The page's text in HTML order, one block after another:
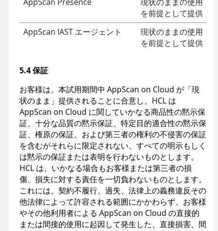
を前提として提供
AppScan IAST エージェント
現状のままの使用
を前提として提供
5.4 保証
お客様は、本試用期間中 AppScan on Cloud が「現
状のまま」提供されることに合意し、HCL は
AppScan on Cloud に関していかなる商品性の黙示保
証、十分な品質の黙示保証、特定目的適合性の黙示保
証、権原の保証、および第三者の権利の不侵害の保証
を含むがそれらに限定されない、すべての明示もしく
は黙示の保証または表明を行わないものとします。
HCL は、いかなる場合もお客様または第三者の損
傷、損失に対する責任を一切負わないものとします。
これには、契約不履行、過失、法律上の義務違反その
他法律によって許容される範囲にかかわらず、お客様
やその他利用者による AppScan on Cloud の直接的
または間接的使用に起因して発生した、直接損害、間